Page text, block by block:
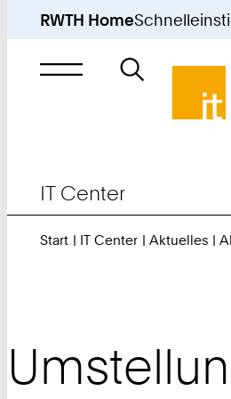
RWTH Home
Suche
nach
IT Center
Start IT Center Aktuelles